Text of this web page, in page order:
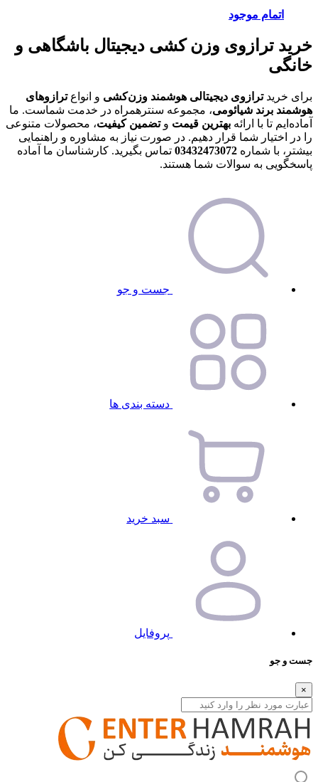
اتمام موجود
خرید ترازوی وزن کشی دیجیتال باشگاهی و
خانگی
برای خریدترازوی دیجیتالی هوشمند وزن‌کشی و انواعترازوهای
هوشمند برند شیائومی، مجموعه سنترهمراه در خدمت شماست. ما
آماده‌ایم تا با ارائه بهترین قیمت وتضمین کیفیت، محصولات متنوعی
را در اختیار شما قرار دهیم. در صورت نیاز به مشاوره و راهنمایی
بیشتر، با شماره 03432473072 تماس بگیرید. کارشناسان ما آماده
پاسخگویی به سوالات شما هستند.
جست و جو
دسته بندی ها
سبد خرید
پروفایل
جست و جو
×